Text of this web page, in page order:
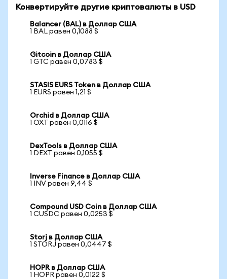
Конвертируйте другие криптовалюты в USD
Balancer (BAL) в Доллар США
1 BAL равен 0,1088 $
Gitcoin в Доллар США
1 GTC равен 0,0783 $
STASIS EURS Token в Доллар США
1 EURS равен 1,21 $
Orchid в Доллар США
1 OXT равен 0,0116 $
DexTools в Доллар США
1 DEXT равен 0,1055 $
Inverse Finance в Доллар США
1 INV равен 9,44 $
Compound USD Coin в Доллар США
1 CUSDC равен 0,0253 $
Storj в Доллар США
1 STORJ равен 0,0447 $
HOPR в Доллар США
1 HOPR равен 0,0122 $